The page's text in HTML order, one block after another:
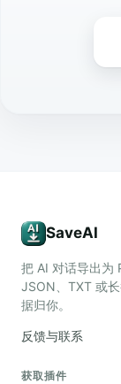
SaveAI
把 AI 对话导出为
JSON、TXT 或
据归你。
反馈与联系
获取插件